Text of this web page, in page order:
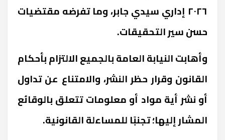
٢٠٢٦ إداري سيدي جابر، وما تفرضه مقتضيات
حسن سير التحقيقات.
وأهابت النيابة العامة بالجميع الالتزام بأحكام
القانون وقرار حظر النشر، والامتناع عن تداول
أو نشر أية مواد أو معلومات تتعلق بالوقائع
المشار إليها؛ تجنبًا للمساءلة القانونية.